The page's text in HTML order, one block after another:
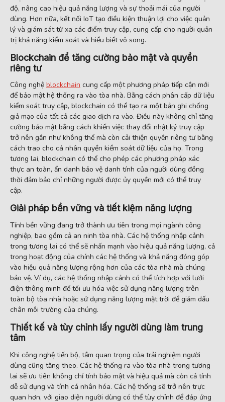
độ, nâng cao hiệu quả năng lượng và sự thoải mái của người
dùng. Hơn nữa, kết nối IoT tạo điều kiện thuận lợi cho việc quản
lý và giám sát từ xa các điểm truy cập, cung cấp cho người quản
trị khả năng kiểm soát và hiểu biết vô song.
Blockchain để tăng cường bảo mật và quyền
riêng tư
Công nghệ blockchain cung cấp một phương pháp tiếp cận mới
để bảo mật hệ thống ra vào tòa nhà. Bằng cách phân cấp dữ liệu
kiểm soát truy cập, blockchain có thể tạo ra một bản ghi chống
giả mạo của tất cả các giao dịch ra vào. Điều này không chỉ tăng
cường bảo mật bằng cách khiến việc thay đổi nhật ký truy cập
trở nên gần như không thể mà còn cải thiện quyền riêng tư bằng
cách trao cho cá nhân quyền kiểm soát dữ liệu của họ. Trong
tương lai, blockchain có thể cho phép các phương pháp xác
thực an toàn, ẩn danh bảo vệ danh tính của người dùng đồng
thời đảm bảo chỉ những người được ủy quyền mới có thể truy
cập.
Giải pháp bền vững và tiết kiệm năng lượng
Tính bền vững đang trở thành ưu tiên trong mọi ngành công
nghiệp, bao gồm cả an ninh tòa nhà. Các hệ thống nhập cảnh
trong tương lai có thể sẽ nhấn mạnh vào hiệu quả năng lượng, cả
trong hoạt động của chính các hệ thống và khả năng đóng góp
vào hiệu quả năng lượng rộng hơn của các tòa nhà mà chúng
bảo vệ. Ví dụ, các hệ thống nhập cảnh có thể tích hợp với lưới
điện thông minh để tối ưu hóa việc sử dụng năng lượng trên
toàn bộ tòa nhà hoặc sử dụng năng lượng mặt trời để giảm dấu
chân môi trường của chúng.
Thiết kế và tùy chỉnh lấy người dùng làm trung
tâm
Khi công nghệ tiến bộ, tầm quan trọng của trải nghiệm người
dùng cũng tăng theo. Các hệ thống ra vào tòa nhà trong tương
lai sẽ ưu tiên không chỉ tính bảo mật và hiệu quả mà còn cả tính
dễ sử dụng và tính cá nhân hóa. Các hệ thống sẽ trở nên trực
quan hơn, với giao diện người dùng có thể tùy chỉnh để đáp ứng